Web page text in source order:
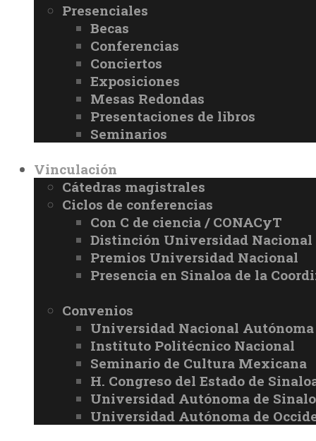
Presenciales
Becas
Conferencias
Conciertos
Exposiciones
Mesas Redondas
Presentaciones de libros
Seminarios
Vinculación
Cátedras magistrales
Ciclos de conferencias
Con C de ciencia / CONACyT
Distinción Universidad Nacional
Premios Universidad Nacional
Presencia en Sinaloa de la
Convenios
Universidad Nacional
Instituto Politécnico Nacional
Seminario de Cultura Mexicana
H. Congreso del Estado de
Universidad Autónoma de
Universidad Autónoma de